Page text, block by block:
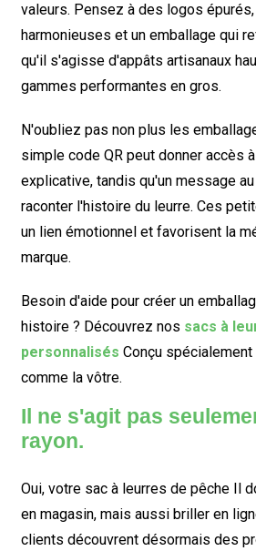
valeurs. Pensez à des logos
harmonieuses et un emballage qui
qu'il s'agisse d'appâts artisanaux
gammes performantes en gros.
N'oubliez pas non plus les
simple code QR peut donner accès
explicative, tandis qu'un message
raconter l'histoire du leurre. Ces
un lien émotionnel et favorisent la
marque.
Besoin d'aide pour créer un
histoire ? Découvrez nos sacs à
personnalisés Conçu
comme la vôtre.
Il ne s'agit pas
rayon.
Oui, votre sac à leurres de pêcheIl
en magasin, mais aussi briller en
clients découvrent désormais des